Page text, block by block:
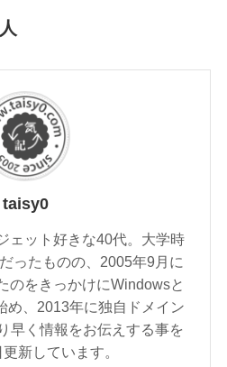
taisy0
ェット好きな40代。大学時
ったものの、2005年9月に
のをきっかけにWindowsと
め、2013年に独自ドメイン
早く情報をお伝えする事を
新しています。